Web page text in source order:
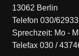
13062 Berlin
Telefon 030/
Sprechzeit: Mo -
Telefax 030 /